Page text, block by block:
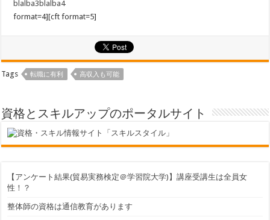
blalba3blalba4
format=4][cft format=5]
Tags 転職に有利 高収入も可能
資格とスキルアップのポータルサイト
【アンケート結果(貿易実務検定＠学習院大学)】講座受講生は全員女
性！？
整体師の資格は通信教育があります